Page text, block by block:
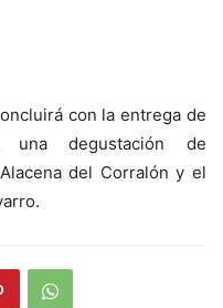
con la entrega de
una degustación de
del Corralón y el